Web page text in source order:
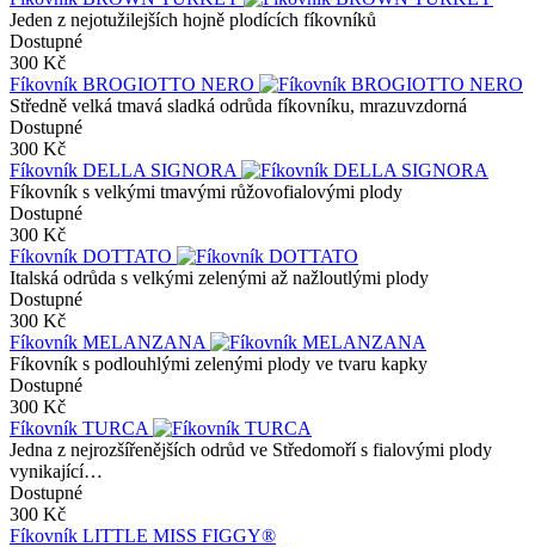
Jeden z nejotužilejších hojně plodících fíkovníků
Dostupné
300 Kč
Fíkovník BROGIOTTO NERO
Středně velká tmavá sladká odrůda fíkovníku, mrazuvzdorná
Dostupné
300 Kč
Fíkovník DELLA SIGNORA
Fíkovník s velkými tmavými růžovofialovými plody
Dostupné
300 Kč
Fíkovník DOTTATO
Italská odrůda s velkými zelenými až nažloutlými plody
Dostupné
300 Kč
Fíkovník MELANZANA
Fíkovník s podlouhlými zelenými plody ve tvaru kapky
Dostupné
300 Kč
Fíkovník TURCA
Jedna z nejrozšířenějších odrůd ve Středomoří s fialovými plody
vynikající…
Dostupné
300 Kč
Fíkovník LITTLE MISS FIGGY®